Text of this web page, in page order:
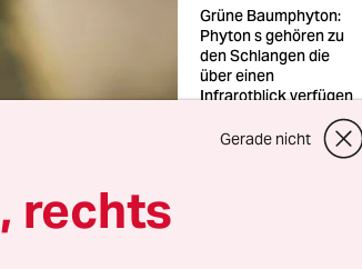
Grüne Baumphyton:
Phyton s gehören zu
den Schlangen die
über einen
Infrarotblick verfügen
David&MichaSheldo/i
magebroker/imago
Gerade nicht
rechts